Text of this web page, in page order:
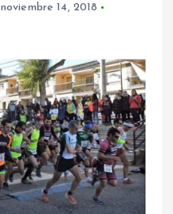
noviembre 14, 2018